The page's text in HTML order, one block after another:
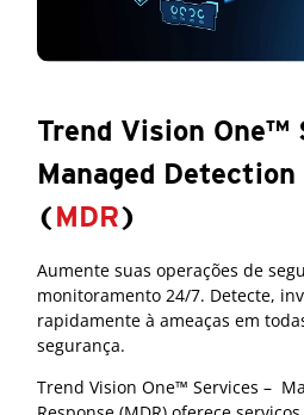
Trend Vision One™
Managed Detection
(MDR)
Aumente suas operações de
monitoramento 24/7. Detecte,
rapidamente à ameaças em
segurança.
Trend Vision One™ Services –